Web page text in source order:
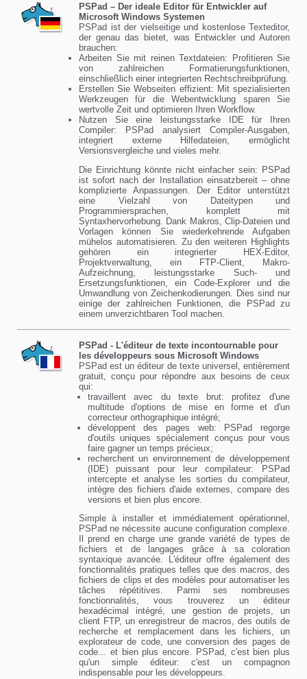
PSPad – Der ideale Editor für Entwickler auf
Microsoft Windows Systemen
PSPad ist der vielseitige und kostenlose Texteditor,
der genau das bietet, was Entwickler und Autoren
brauchen:
Arbeiten Sie mit reinen Textdateien: Profitieren Sie
von zahlreichen Formatierungsfunktionen,
einschließlich einer integrierten Rechtschreibprüfung.
Erstellen Sie Webseiten effizient: Mit spezialisierten
Werkzeugen für die Webentwicklung sparen Sie
wertvolle Zeit und optimieren Ihren Workflow.
Nutzen Sie eine leistungsstarke IDE für Ihren
Compiler: PSPad analysiert Compiler-Ausgaben,
integriert externe Hilfedateien, ermöglicht
Versionsvergleiche und vieles mehr.
Die Einrichtung könnte nicht einfacher sein: PSPad
ist sofort nach der Installation einsatzbereit – ohne
komplizierte Anpassungen. Der Editor unterstützt
eine Vielzahl von Dateitypen und
Programmiersprachen, komplett mit
Syntaxhervorhebung. Dank Makros, Clip-Dateien und
Vorlagen können Sie wiederkehrende Aufgaben
mühelos automatisieren. Zu den weiteren Highlights
gehören ein integrierter HEX-Editor,
Projektverwaltung, ein FTP-Client, Makro-
Aufzeichnung, leistungsstarke Such- und
Ersetzungsfunktionen, ein Code-Explorer und die
Umwandlung von Zeichenkodierungen. Dies sind nur
einige der zahlreichen Funktionen, die PSPad zu
einem unverzichtbaren Tool machen.
PSPad - L'éditeur de texte incontournable pour
les développeurs sous Microsoft Windows
PSPad est un éditeur de texte universel, entièrement
gratuit, conçu pour répondre aux besoins de ceux
qui:
travaillent avec du texte brut: profitez d'une
multitude d'options de mise en forme et d'un
correcteur orthographique intégré;
développent des pages web: PSPad regorge
d'outils uniques spécialement conçus pour vous
faire gagner un temps précieux;
recherchent un environnement de développement
(IDE) puissant pour leur compilateur: PSPad
intercepte et analyse les sorties du compilateur,
intègre des fichiers d'aide externes, compare des
versions et bien plus encore.
Simple à installer et immédiatement opérationnel,
PSPad ne nécessite aucune configuration complexe.
Il prend en charge une grande variété de types de
fichiers et de langages grâce à sa coloration
syntaxique avancée. L'éditeur offre également des
fonctionnalités pratiques telles que des macros, des
fichiers de clips et des modèles pour automatiser les
tâches répétitives. Parmi ses nombreuses
fonctionnalités, vous trouverez un éditeur
hexadécimal intégré, une gestion de projets, un
client FTP, un enregistreur de macros, des outils de
recherche et remplacement dans les fichiers, un
explorateur de code, une conversion des pages de
code... et bien plus encore. PSPad, c'est bien plus
qu'un simple éditeur: c'est un compagnon
indispensable pour les développeurs.